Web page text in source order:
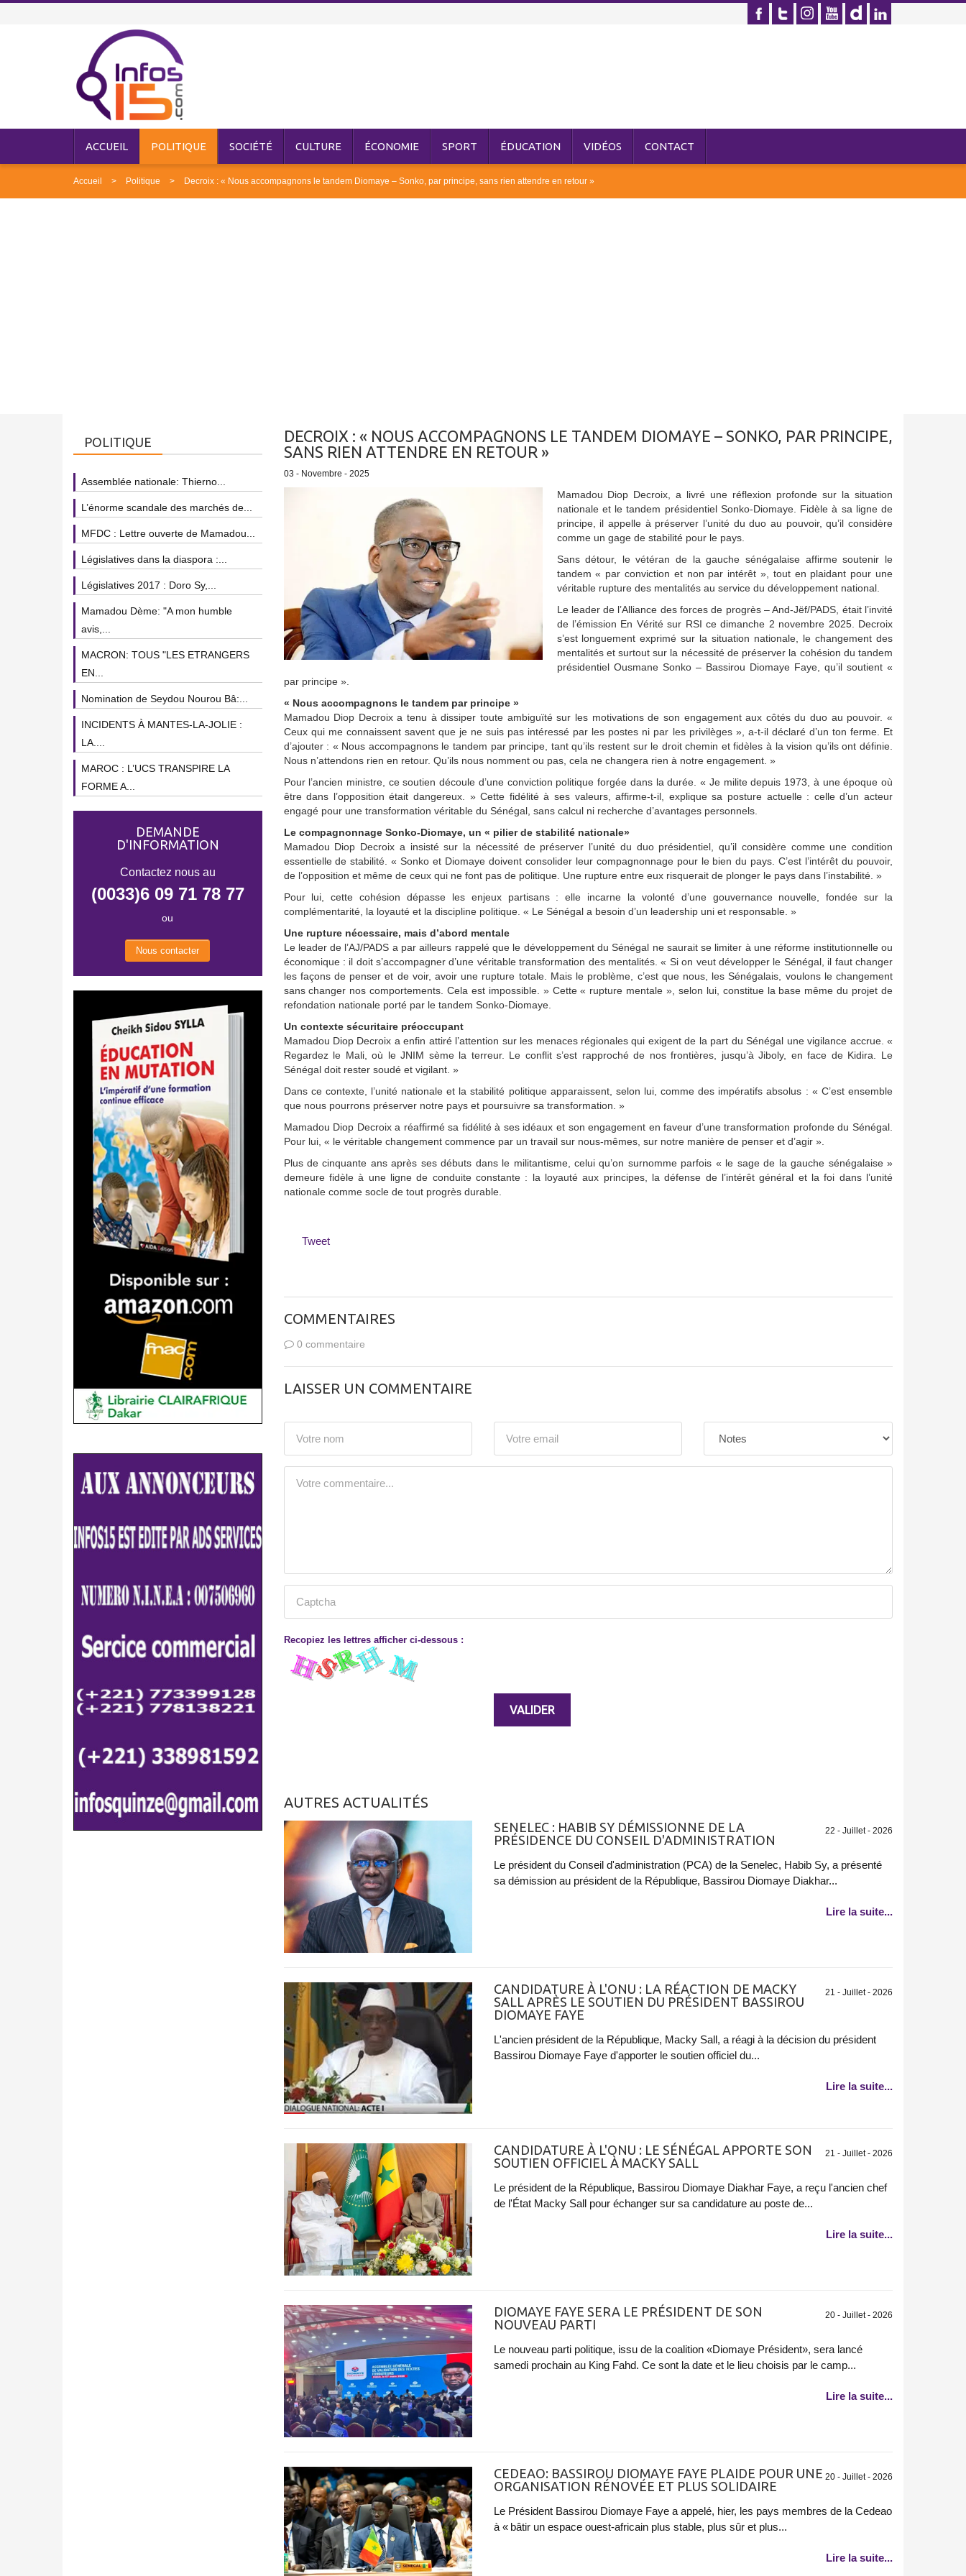
ACCUEIL POLITIQUE SOCIÉTÉ CULTURE ÉCONOMIE SPORT ÉDUCATION VIDÉOS CONTACT
Accueil Politique Decroix : « Nous accompagnons le tandem Diomaye – Sonko, par principe, sans rien attendre en retour »
DECROIX : « NOUS ACCOMPAGNONS LE TANDEM DIOMAYE – SONKO, PAR PRINCIPE,
SANS RIEN ATTENDRE EN RETOUR »
03 - Novembre - 2025
Mamadou Diop Decroix, a livré une réflexion profonde sur la situation
nationale et le tandem présidentiel Sonko-Diomaye. Fidèle à sa ligne de
principe, il appelle à préserver l’unité du duo au pouvoir, qu’il considère
comme un gage de stabilité pour le pays.
Sans détour, le vétéran de la gauche sénégalaise affirme soutenir le
tandem « par conviction et non par intérêt », tout en plaidant pour une
véritable rupture des mentalités au service du développement national.
Le leader de l’Alliance des forces de progrès – And-Jëf/PADS, était l’invité
de l’émission En Vérité sur RSI ce dimanche 2 novembre 2025. Decroix
s’est longuement exprimé sur la situation nationale, le changement des
mentalités et surtout sur la nécessité de préserver la cohésion du tandem
présidentiel Ousmane Sonko – Bassirou Diomaye Faye, qu’il soutient «
par principe ».
« Nous accompagnons le tandem par principe »
Mamadou Diop Decroix a tenu à dissiper toute ambiguïté sur les motivations de son engagement aux côtés du duo au pouvoir. «
Ceux qui me connaissent savent que je ne suis pas intéressé par les postes ni par les privilèges », a-t-il déclaré d’un ton ferme. Et
d’ajouter : « Nous accompagnons le tandem par principe, tant qu’ils restent sur le droit chemin et fidèles à la vision qu’ils ont définie.
Nous n’attendons rien en retour. Qu’ils nous nomment ou pas, cela ne changera rien à notre engagement. »
Pour l’ancien ministre, ce soutien découle d’une conviction politique forgée dans la durée. « Je milite depuis 1973, à une époque où
être dans l’opposition était dangereux. » Cette fidélité à ses valeurs, affirme-t-il, explique sa posture actuelle : celle d’un acteur
engagé pour une transformation véritable du Sénégal, sans calcul ni recherche d’avantages personnels.
Le compagnonnage Sonko-Diomaye, un « pilier de stabilité nationale»
Mamadou Diop Decroix a insisté sur la nécessité de préserver l’unité du duo présidentiel, qu’il considère comme une condition
essentielle de stabilité. « Sonko et Diomaye doivent consolider leur compagnonnage pour le bien du pays. C’est l’intérêt du pouvoir,
de l’opposition et même de ceux qui ne font pas de politique. Une rupture entre eux risquerait de plonger le pays dans l’instabilité. »
Pour lui, cette cohésion dépasse les enjeux partisans : elle incarne la volonté d’une gouvernance nouvelle, fondée sur la
complémentarité, la loyauté et la discipline politique. « Le Sénégal a besoin d’un leadership uni et responsable. »
Une rupture nécessaire, mais d’abord mentale
Le leader de l’AJ/PADS a par ailleurs rappelé que le développement du Sénégal ne saurait se limiter à une réforme institutionnelle ou
économique : il doit s’accompagner d’une véritable transformation des mentalités. « Si on veut développer le Sénégal, il faut changer
les façons de penser et de voir, avoir une rupture totale. Mais le problème, c’est que nous, les Sénégalais, voulons le changement
sans changer nos comportements. Cela est impossible. » Cette « rupture mentale », selon lui, constitue la base même du projet de
refondation nationale porté par le tandem Sonko-Diomaye.
Un contexte sécuritaire préoccupant
Mamadou Diop Decroix a enfin attiré l’attention sur les menaces régionales qui exigent de la part du Sénégal une vigilance accrue. «
Regardez le Mali, où le JNIM sème la terreur. Le conflit s’est rapproché de nos frontières, jusqu’à Jiboly, en face de Kidira. Le
Sénégal doit rester soudé et vigilant. »
Dans ce contexte, l’unité nationale et la stabilité politique apparaissent, selon lui, comme des impératifs absolus : « C’est ensemble
que nous pourrons préserver notre pays et poursuivre sa transformation. »
Mamadou Diop Decroix a réaffirmé sa fidélité à ses idéaux et son engagement en faveur d’une transformation profonde du Sénégal.
Pour lui, « le véritable changement commence par un travail sur nous-mêmes, sur notre manière de penser et d’agir ».
Plus de cinquante ans après ses débuts dans le militantisme, celui qu’on surnomme parfois « le sage de la gauche sénégalaise »
demeure fidèle à une ligne de conduite constante : la loyauté aux principes, la défense de l’intérêt général et la foi dans l’unité
nationale comme socle de tout progrès durable.
Tweet
COMMENTAIRES
0 commentaire
LAISSER UN COMMENTAIRE
Recopiez les lettres afficher ci-dessous :
AUTRES ACTUALITÉS
22 - Juillet - 2026
SENELEC : HABIB SY DÉMISSIONNE DE LA
PRÉSIDENCE DU CONSEIL D'ADMINISTRATION
Le président du Conseil d'administration (PCA) de la Senelec, Habib Sy, a présenté
sa démission au président de la République, Bassirou Diomaye Diakhar...
Lire la suite...
21 - Juillet - 2026
CANDIDATURE À L'ONU : LA RÉACTION DE MACKY
SALL APRÈS LE SOUTIEN DU PRÉSIDENT BASSIROU
DIOMAYE FAYE
L'ancien président de la République, Macky Sall, a réagi à la décision du président
Bassirou Diomaye Faye d'apporter le soutien officiel du...
Lire la suite...
21 - Juillet - 2026
CANDIDATURE À L'ONU : LE SÉNÉGAL APPORTE SON
SOUTIEN OFFICIEL À MACKY SALL
Le président de la République, Bassirou Diomaye Diakhar Faye, a reçu l'ancien chef
de l'État Macky Sall pour échanger sur sa candidature au poste de...
Lire la suite...
20 - Juillet - 2026
DIOMAYE FAYE SERA LE PRÉSIDENT DE SON
NOUVEAU PARTI
Le nouveau parti politique, issu de la coalition «Diomaye Président», sera lancé
samedi prochain au King Fahd. Ce sont la date et le lieu choisis par le camp...
Lire la suite...
20 - Juillet - 2026
CEDEAO: BASSIROU DIOMAYE FAYE PLAIDE POUR UNE
ORGANISATION RÉNOVÉE ET PLUS SOLIDAIRE
Le Président Bassirou Diomaye Faye a appelé, hier, les pays membres de la Cedeao
à « bâtir un espace ouest-africain plus stable, plus sûr et plus...
Lire la suite...
POLITIQUE
Assemblée nationale: Thierno...
L’énorme scandale des marchés de...
MFDC : Lettre ouverte de Mamadou...
Législatives dans la diaspora :...
Législatives 2017 : Doro Sy,...
Mamadou Dème: "A mon humble
avis,...
MACRON: TOUS "LES ETRANGERS
EN...
Nomination de Seydou Nourou Bâ:...
INCIDENTS À MANTES-LA-JOLIE :
LA....
MAROC : L’UCS TRANSPIRE LA
FORME A...
DEMANDE
D'INFORMATION
Contactez nous au
(0033)6 09 71 78 77
ou
Nous contacter